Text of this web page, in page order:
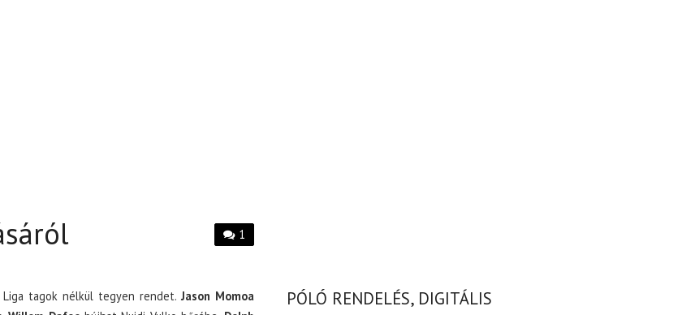
1
Liga tagok nélkül tegyen rendet.Jason Momoa
PÓLÓ RENDELÉS, DIGITÁLIS